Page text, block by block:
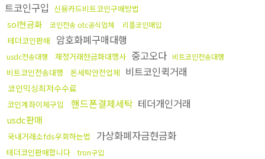
트코인구입 신용카드비트코인구매방법
sol현금화 코인전송 otc공식업체 리플코인매입
테더코인판매 암호화폐구매대행
usdc전송대행 재정거래현금화대행사 중고오다 비트코인전송대행
비트코인전송대행 돈세탁안전업체 비트코인퀵거래
코인믹싱최저수수료
코인계좌이체구입 핸드폰결제세탁 테더개인거래
usdc판매
국내거래소fds우회하는법 가상화폐자금현금화
테더코인판매합니다
tron구입